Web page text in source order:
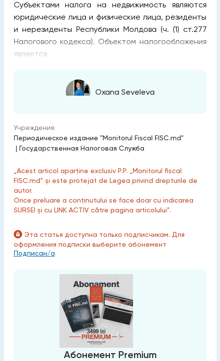
Субъектами налога на недвижимость являются
юридические лица и физические лица, резиденты
и нерезиденты Республики Молдова (ч. (1) ст.277
Налогового кодекса). Объектом налогообложения
является
Oxana Seveleva
Учреждения:
Периодическое издание "Monitorul Fiscal FISC.md"
| Государственная Налоговая Служба
„Acest articol aparține exclusiv P.P. „Monitorul fiscal
FISC.md” și este protejat de Legea privind drepturile de
autor.
Orice preluare a conținutului se face doar cu indicarea
SURSEI și cu LINK ACTIV către pagina articolului”.
Эта статья доступна только подписчикам. Для
оформления подписки выберите абонемент
Подписан/а
Абонемент Premium